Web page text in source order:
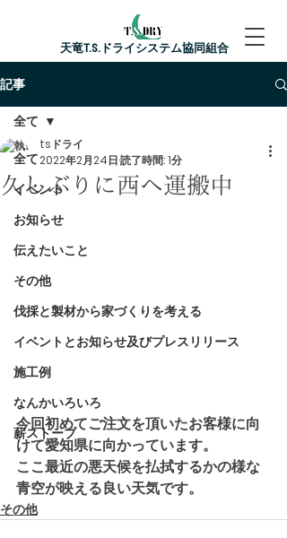
​天竜T.S.ドライシステム協同組合
記事
全て
イベント
お知らせ
伝えたいこと
その他
伐採と製材から家づくりを考える
イベントとお知らせ及びプレスリリース
施工例
なんかいろいろ
薪ストーブ
全て
久しぶりに西へ運搬中
tsドライ
2022年2月24日読了時間: 1分
今回初めてご注文を頂いたお客様に向
けて愛知県に向かっています。
ここ最近の悪天候を払拭するかの様な
青空が映える良い天気です。
その他